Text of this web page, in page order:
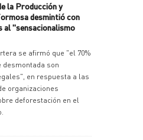
la Producción y
desmintió con
al "sensacionalismo
se afirmó que "el 70%
desmontada son
en respuesta a las
organizaciones
deforestación en el